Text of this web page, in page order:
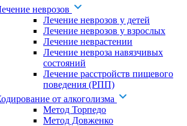
неврозов
Лечение неврозов у детей
Лечение неврозов у взрослых
Лечение неврастении
Лечение невроза навязчивых
состояний
Лечение расстройств пищевого
поведения (РПП)
от алкоголизма
Метод Торпедо
Метод Довженко